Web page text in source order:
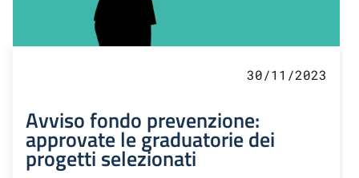
30/11/2023
Avviso fondo prevenzione:
approvate le graduatorie dei
progetti selezionati